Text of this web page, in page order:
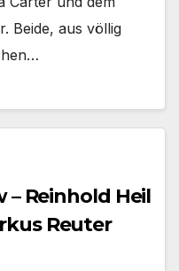
Beide, aus völlig
– Reinhold Heil
Reuter